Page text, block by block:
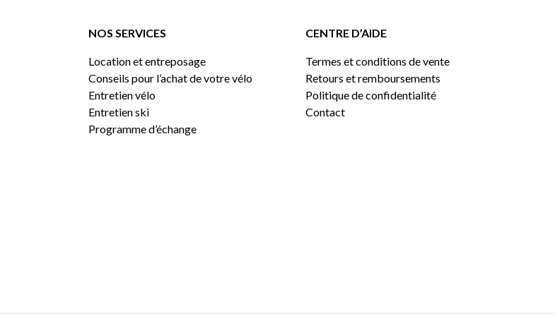
NOS SERVICES
Location et entreposage
Conseils pour l’achat de votre vélo
Entretien vélo
Entretien ski
Programme d’échange
CENTRE D’AIDE
Termes et conditions de vente
Retours et remboursements
Politique de confidentialité
Contact